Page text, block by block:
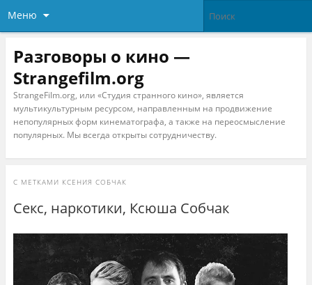
Меню
Разговоры о кино —
Strangefilm.org
StrangeFilm.org, или «Студия странного кино», является
мультикультурным ресурсом, направленным на продвижение
непопулярных форм кинематографа, а также на переосмысление
популярных. Мы всегда открыты сотрудничеству.
С МЕТКАМИ КСЕНИЯ СОБЧАК
Секс, наркотики, Ксюша Собчак